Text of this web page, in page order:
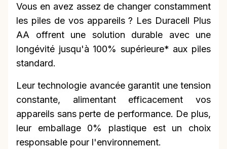
Vous en avez assez de changer constamment
les piles de vos appareils ? Les Duracell Plus
AA offrent une solution durable avec une
longévité jusqu'à 100% supérieure* aux piles
standard.
Leur technologie avancée garantit une tension
constante, alimentant efficacement vos
appareils sans perte de performance. De plus,
leur emballage 0% plastique est un choix
responsable pour l'environnement.